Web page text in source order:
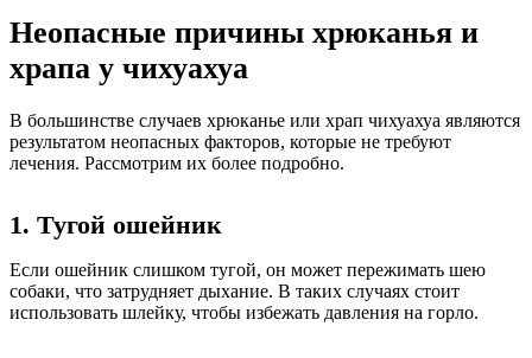
Неопасные причины хрюканья и
храпа у чихуахуа
В большинстве случаев хрюканье или храп чихуахуа являются
результатом неопасных факторов, которые не требуют
лечения. Рассмотрим их более подробно.
1. Тугой ошейник
Если ошейник слишком тугой, он может пережимать шею
собаки, что затрудняет дыхание. В таких случаях стоит
использовать шлейку, чтобы избежать давления на горло.